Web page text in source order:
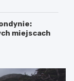
miejscach